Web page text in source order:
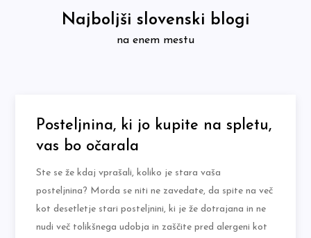
Najboljši slovenski blogi
na enem mestu
Posteljnina, ki jo kupite na spletu,
vas bo očarala
Ste se že kdaj vprašali, koliko je stara vaša
posteljnina? Morda se niti ne zavedate, da spite na več
kot desetletje stari posteljnini, ki je že dotrajana in ne
nudi več tolikšnega udobja in zaščite pred alergeni kot